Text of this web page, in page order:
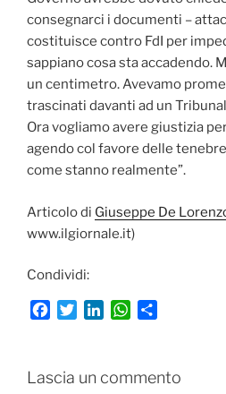
consegnarci i documenti –
costituisce contro FdI per
sappiano cosa sta accadendo.
un centimetro. Avevamo
trascinati davanti ad un
Ora vogliamo avere giustizia
agendo col favore delle
come stanno realmente”.
Articolo di Giuseppe De
www.ilgiornale.it)
Condividi:
b
t
e
W
s
i
Lascia un commento